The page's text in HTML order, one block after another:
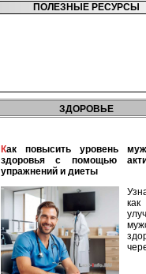
ПОЛЕЗНЫЕ РЕСУРСЫ
ЗДОРОВЬЕ
Как повысить уровень мужского
здоровья с помощью
упражнений и диеты
как